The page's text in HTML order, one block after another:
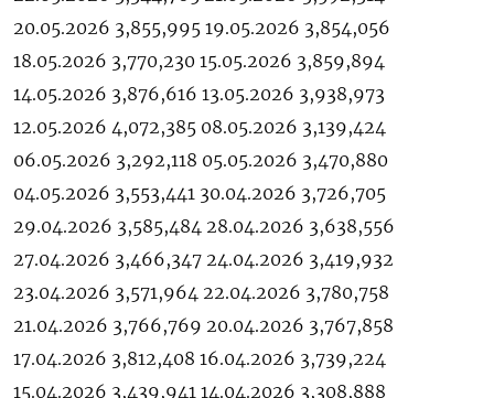
20.05.2026 3,855,995 19.05.2026 3,854,056
18.05.2026 3,770,230 15.05.2026 3,859,894
14.05.2026 3,876,616 13.05.2026 3,938,973
12.05.2026 4,072,385 08.05.2026 3,139,424
06.05.2026 3,292,118 05.05.2026 3,470,880
04.05.2026 3,553,441 30.04.2026 3,726,705
29.04.2026 3,585,484 28.04.2026 3,638,556
27.04.2026 3,466,347 24.04.2026 3,419,932
23.04.2026 3,571,964 22.04.2026 3,780,758
21.04.2026 3,766,769 20.04.2026 3,767,858
17.04.2026 3,812,408 16.04.2026 3,739,224
15.04.2026 3,439,941 14.04.2026 3,308,888